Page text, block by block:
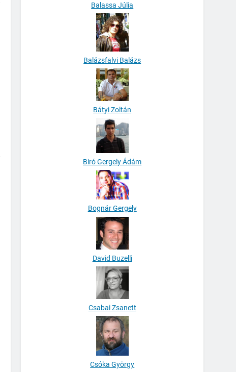
Balassa Júlia
Balázsfalvi Balázs
Bátyi Zoltán
Biró Gergely Ádám
Bognár Gergely
David Buzelli
Csabai Zsanett
Csóka György